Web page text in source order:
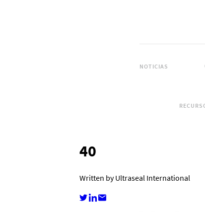
NOTICIAS
40
Written by Ultraseal International